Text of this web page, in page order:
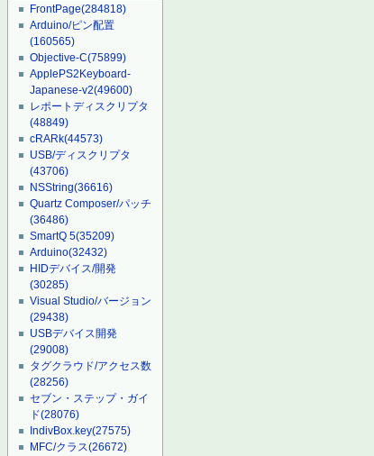
FrontPage(284818)
Arduino/ピン配置
(160565)
Objective-C(75899)
ApplePS2Keyboard-
Japanese-v2(49600)
レポートディスクリプタ
(48849)
cRARk(44573)
USB/ディスクリプタ
(43706)
NSString(36616)
Quartz Composer/パッチ
(36486)
SmartQ 5(35209)
Arduino(32432)
HIDデバイス/開発
(30285)
Visual Studio/バージョン
(29438)
USBデバイス開発
(29008)
タグクラウド/アクセス数
(28256)
セブン・ステップ・ガイ
ド(28076)
IndivBox.key(27575)
MFC/クラス(26672)